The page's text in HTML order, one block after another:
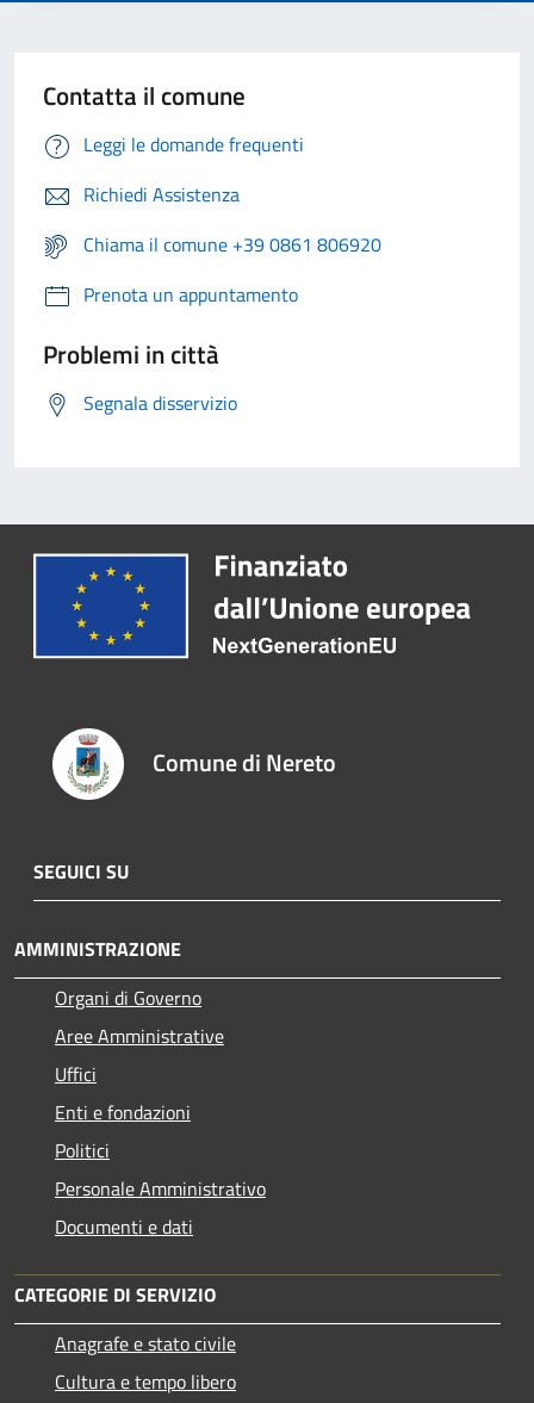
Contatta il comune
Leggi le domande frequenti
Richiedi Assistenza
Chiama il comune +39 0861 806920
Prenota un appuntamento
Problemi in città
Segnala disservizio
Comune di Nereto
SEGUICI SU
AMMINISTRAZIONE
Organi di Governo
Aree Amministrative
Uffici
Enti e fondazioni
Politici
Personale Amministrativo
Documenti e dati
CATEGORIE DI SERVIZIO
Anagrafe e stato civile
Cultura e tempo libero